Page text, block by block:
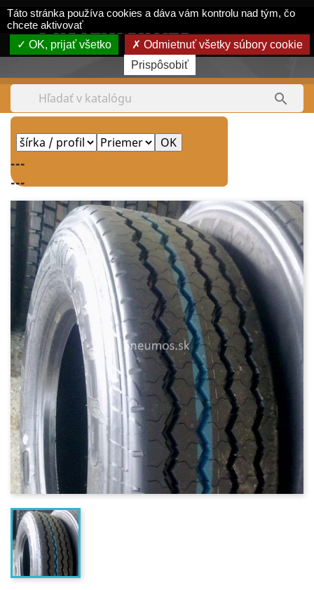
 shopping_cart

Tel.:0903 380 550

---
---
Panel riadenia súborov cookie
Táto stránka používa cookies a dáva vám kontrolu nad tým, čo
chcete aktivovať
OK, prijať všetko
Odmietnuť všetky súbory cookie
Prispôsobiť